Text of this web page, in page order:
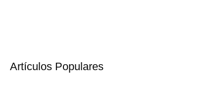
Artículos Populares